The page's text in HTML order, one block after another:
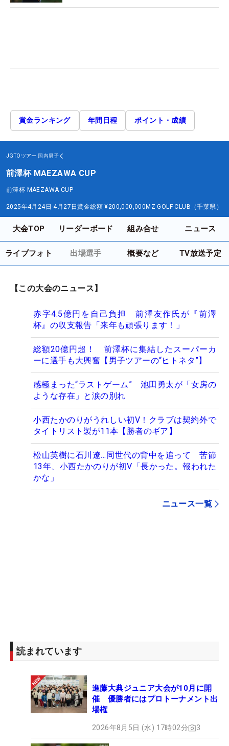
賞金ランキング 年間日程 ポイント・成績
JGTOツアー 国内男子
前澤杯 MAEZAWA CUP
前澤杯 MAEZAWA CUP
2025年4月24日-4月27日賞金総額 ¥200,000,000MZ GOLF CLUB（千葉県）
大会TOP リーダーボード 組み合せ ニュース
ライブフォト 出場選手 概要など TV放送予定
【この大会のニュース】
赤字4.5億円を自己負担 前澤友作氏が『前澤
杯』の収支報告「来年も頑張ります！」
総額20億円超！ 前澤杯に集結したスーパーカ
ーに選手も大興奮【男子ツアーの“ヒトネタ”】
感極まった“ラストゲーム” 池田勇太が「女房の
ような存在」と涙の別れ
小西たかのりがうれしい初V！クラブは契約外で
タイトリスト製が11本【勝者のギア】
松山英樹に石川遼…同世代の背中を追って 苦節
13年、小西たかのりが初V「長かった。報われた
かな」
ニュース一覧
読まれています
進藤大典ジュニア大会が10月に開
催 優勝者にはプロトーナメント出
場権
2026年8月5日 (水) 17時02分 3